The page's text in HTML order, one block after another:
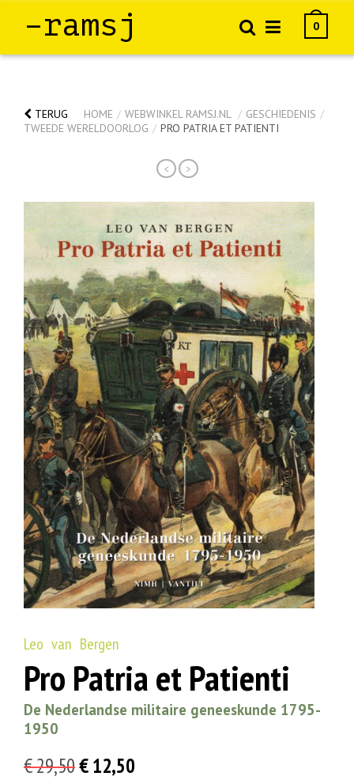
–ramsj 0
TERUG HOME / WEBWINKEL RAMSJ.NL / GESCHIEDENIS /
TWEEDE WERELDOORLOG / PRO PATRIA ET PATIENTI
< >
Leo van Bergen
Pro Patria et Patienti
De Nederlandse militaire geneeskunde 1795-
1950
€29,50Oorspronkelijke
€12,50